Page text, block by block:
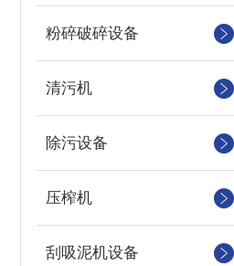
粉碎破碎设备
清污机
除污设备
压榨机
刮吸泥机设备